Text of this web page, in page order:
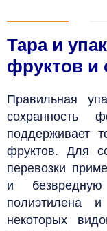
Тара и
фруктов и
Правильная
сохранность
поддерживает
фруктов. Для
перевозки
и
полиэтилена
некоторых